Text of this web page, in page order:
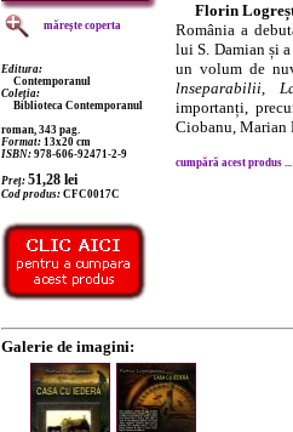
mărește coperta
Editura:
Contemporanul
Coleția:
Biblioteca Contemporanul
roman, 343 pag.
Format: 13x20 cm
ISBN: 978-606-92471-2-9
Preț: 51,28 lei
Cod produs: CFC0017C
Florin
România a
lui S. Damian și
un volum de
lnseparabilii,
importanți,
Ciobanu, Marian
cumpără acest produs ...
Galerie de imagini: